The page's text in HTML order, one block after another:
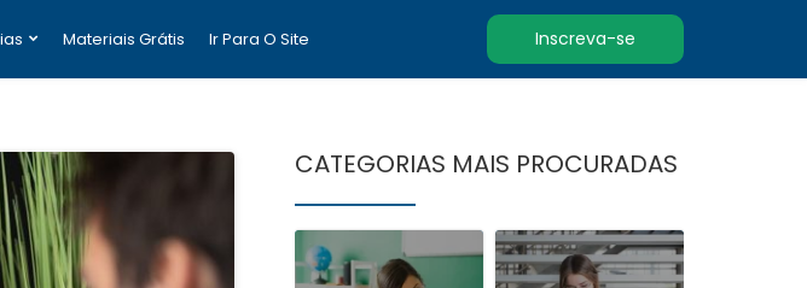
Materiais Grátis Ir Para O Site Inscreva-se
CATEGORIAS MAIS PROCURADAS